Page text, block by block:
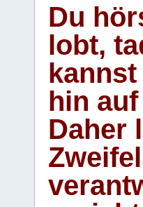
Du
lobt,
hin
Daher